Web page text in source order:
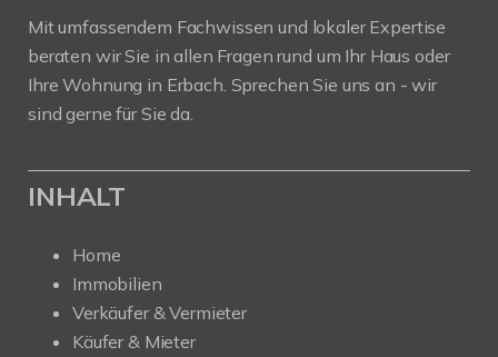
Mit umfassendem Fachwissen und lokaler Expertise
beraten wir Sie in allen Fragen rund um Ihr Haus oder
Ihre Wohnung in Erbach. Sprechen Sie uns an - wir
sind gerne für Sie da.
INHALT
Home
Immobilien
Verkäufer & Vermieter
Käufer & Mieter